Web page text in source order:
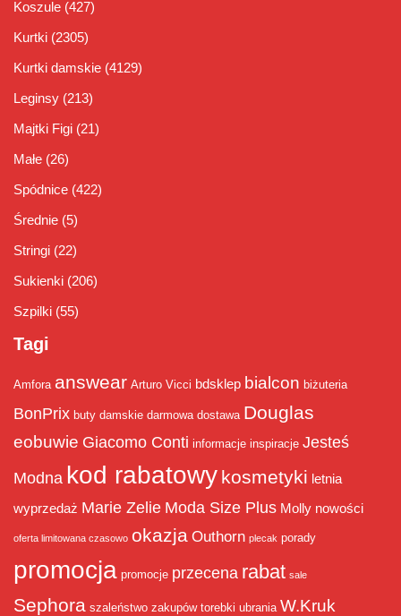
Koszule (427)
Kurtki (2305)
Kurtki damskie (4129)
Leginsy (213)
Majtki Figi (21)
Małe (26)
Spódnice (422)
Średnie (5)
Stringi (22)
Sukienki (206)
Szpilki (55)
Tagi
Amfora answear Arturo Vicci bdsklep bialcon biżuteria
BonPrix buty damskie darmowa dostawa Douglas
eobuwie Giacomo Conti informacje inspiracje Jesteś
Modna kod rabatowy kosmetyki letnia
wyprzedaż Marie Zelie Moda Size Plus Molly nowości
oferta limitowana czasowo okazja Outhorn plecak porady
promocja promocje przecena rabat sale
Sephora szaleństwo zakupów torebki ubrania W.Kruk